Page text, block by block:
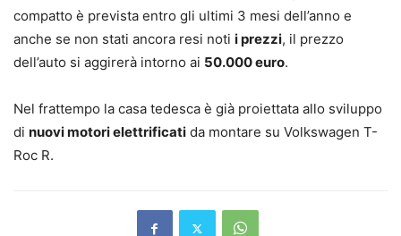
compatto è prevista entro gli ultimi 3 mesi dell’anno e
anche se non stati ancora resi noti i prezzi, il prezzo
dell’auto si aggirerà intorno ai 50.000 euro.
Nel frattempo la casa tedesca è già proiettata allo sviluppo
di nuovi motori elettrificati da montare su Volkswagen T-
Roc R.